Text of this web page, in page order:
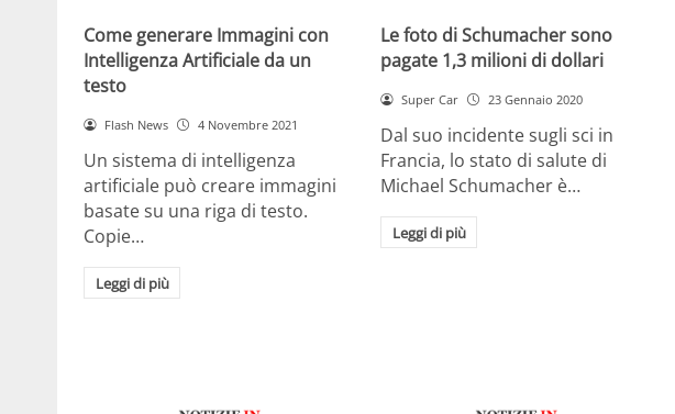
Come generare Immagini con
Intelligenza Artificiale da un
testo
Flash News 4 Novembre 2021
Un sistema di intelligenza
artificiale può creare immagini
basate su una riga di testo.
Copie…
Leggi di più
Le foto di Schumacher sono
pagate 1,3 milioni di dollari
Super Car 23 Gennaio 2020
Dal suo incidente sugli sci in
Francia, lo stato di salute di
Michael Schumacher è…
Leggi di più